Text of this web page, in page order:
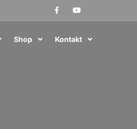
Shop Kontakt